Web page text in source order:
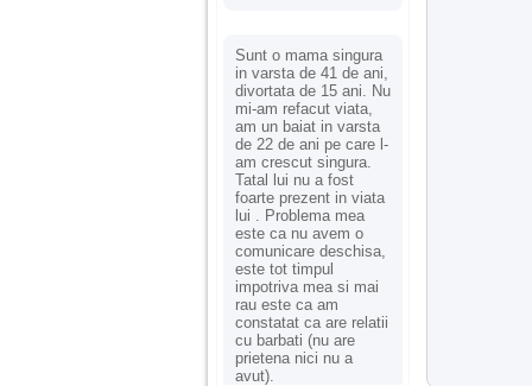
Sunt o mama singura
in varsta de 41 de ani,
divortata de 15 ani. Nu
mi-am refacut viata,
am un baiat in varsta
de 22 de ani pe care l-
am crescut singura.
Tatal lui nu a fost
foarte prezent in viata
lui . Problema mea
este ca nu avem o
comunicare deschisa,
este tot timpul
impotriva mea si mai
rau este ca am
constatat ca are relatii
cu barbati (nu are
prietena nici nu a
avut).